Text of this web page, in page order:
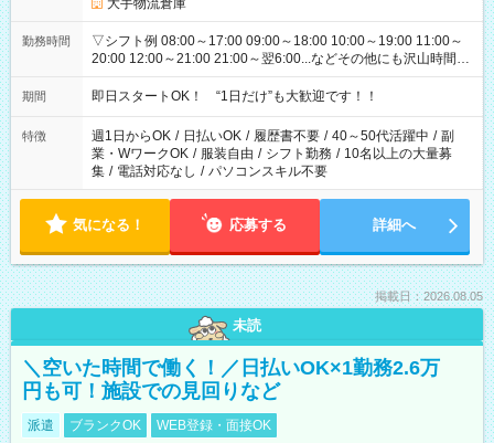
大手物流倉庫
勤務時間
▽シフト例 08:00～17:00 09:00～18:00 10:00～19:00 11:00～
20:00 12:00～21:00 21:00～翌6:00...などその他にも沢山時間が
ございます！ 基本は実働8時間（休憩1時間）がメインですが、
他にもご希望があればご相談ください！
期間 即日スタートOK！ “1日だけ”も大歓迎です！！
特徴 週1日からOK / 日払いOK / 履歴書不要 / 40～50代活躍中 / 副
業・WワークOK / 服装自由 / シフト勤務 / 10名以上の大量募
集 / 電話対応なし / パソコンスキル不要
気になる！ 応募する 詳細へ
掲載日：2026.08.05
未読
＼空いた時間で働く！／日払いOK×1勤務2.6万
円も可！施設での見回りなど
派遣 ブランクOK WEB登録・面接OK